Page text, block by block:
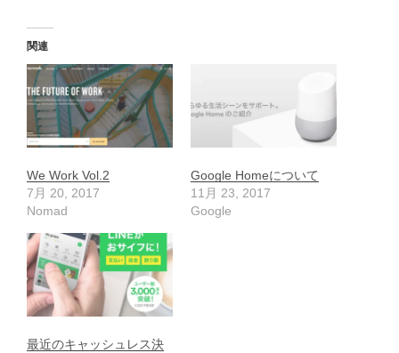
関連
We Work Vol.2
7月 20, 2017
Nomad
Google Homeについて
11月 23, 2017
Google
最近のキャッシュレス決